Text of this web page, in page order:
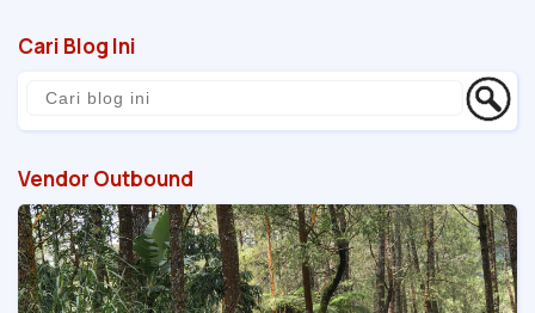
Cari Blog Ini
Vendor Outbound